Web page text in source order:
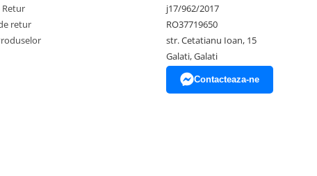
Retur
retur
j17/962/2017
RO37719650
str. Cetatianu Ioan, 15
Galati, Galati
Contacteaza-ne